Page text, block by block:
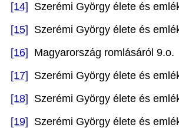
[14] Szerémi György élete és
[15] Szerémi György élete és
[16] Magyarország romlásáról 9.o.
[17] Szerémi György élete és
[18] Szerémi György élete és
[19] Szerémi György élete és